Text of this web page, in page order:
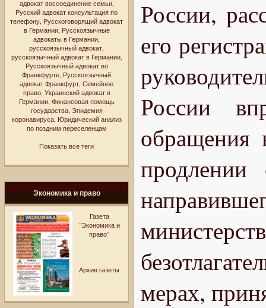
адвокат воссоединение семьи,
Русский адвокат консультация по
телефону, Русскоговорящий адвокат
в Германии, Русскоязычные
адвокаты в Германии,
русскоязычный адвокат,
русскоязычный адвокат в Германии,
Русскоязычный адвокат во
Франкфурте, Русскоязычный
адвокат Франкфурт, Семейное
право, Украинский адвокат в
Германии, Финансовая помощь
государства, Эпидемия
коронавируса, Юридический анализ
по поздним переселенцам
Показать все теги
Экономика и право
Газета
"Экономика и
право"
Архив газеты
России,
его
России
обращения
продлении
мерах,